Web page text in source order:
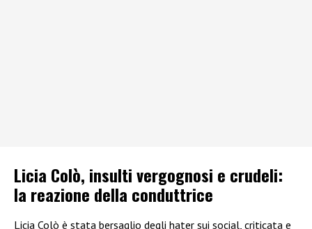
Licia Colò, insulti vergognosi e crudeli:
la reazione della conduttrice
Licia Colò è stata bersaglio degli hater sui social, criticata e